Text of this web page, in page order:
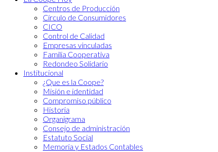
Centros de Producción
Círculo de Consumidores
CICO
Control de Calidad
Empresas vinculadas
Familia Cooperativa
Redondeo Solidario
Institucional
¿Que es la Coope?
Misión e identidad
Compromiso público
Historia
Organigrama
Consejo de administración
Estatuto Social
Memoria y Estados Contables